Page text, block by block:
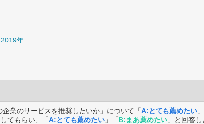
2019年
業のサービスを推奨したいか」について「A:とても薦めたい
てもらい、「A:とても薦めたい 」「B:まあ薦めたい 」と回答